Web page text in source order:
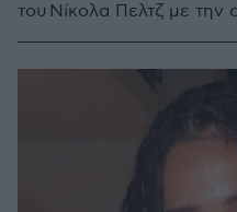
του Νίκολα Πελτζ με την